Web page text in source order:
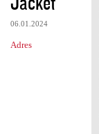
06.01.2024
Adres